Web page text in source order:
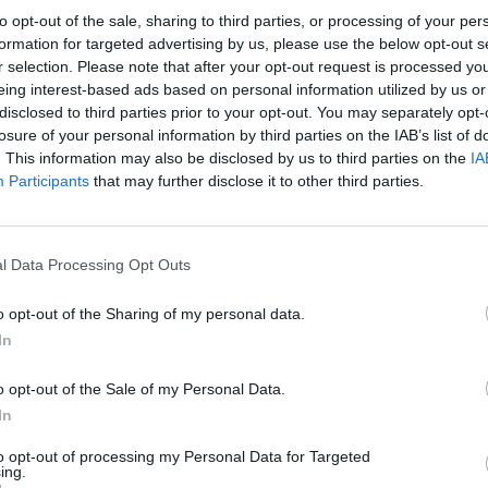
opt-out of the sale, sharing to third parties, or processing of your
for targeted advertising by us, please use the below opt-out
selection. Please note that after your opt-out request is processed
interest-based ads based on personal information utilized by us
to third parties prior to your opt-out. You may separately
of your personal information by third parties on the IAB’s list of
This information may also be disclosed by us to third parties on the
Participants that may further disclose it to other third parties.
Data Processing Opt Outs
opt-out of the Sharing of my personal data.
opt-out of the Sale of my Personal Data.
opt-out of processing my Personal Data for Targeted
portfóliót kezelő CalPERS (a kaliforniai
amerikai közszféra nyugdíjalapjai közül elsőként
megközelítést. Az új befektetési stratégia
befektetési igazgató irányításával, aki
23-án lesz a Portfolio Future of Finance 2026
jövője, érdemes eljönni.Információ és jelentkezésA
eszközosztály-alapú allokációval, amely külön kereteket szab...